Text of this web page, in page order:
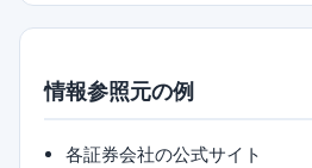
情報参照元の例
各証券会社の公式サイト